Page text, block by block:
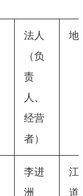
法人
（负
责
人、
经营
者）
地
李进
洲
江
道